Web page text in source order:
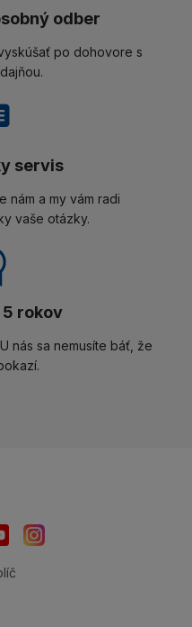
odber
po dohovore s
servis
nám a my vám radi
vaše otázky.
5 rokov
nás sa nemusíte báť, že